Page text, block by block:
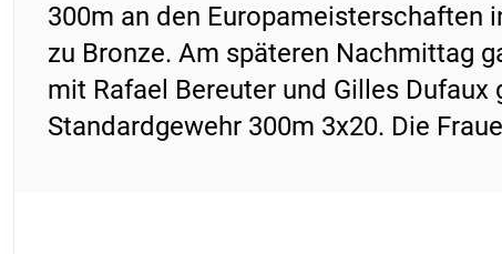
300m an den Europameisterschaften
zu Bronze. Am späteren Nachmittag
mit Rafael Bereuter und Gilles
Standardgewehr 300m 3x20. Die